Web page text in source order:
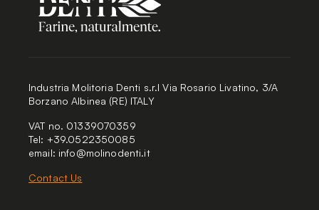
Industria Molitoria Denti s.r.l Via Rosario Livatino, 3/A
Borzano Albinea (RE) ITALY
VAT no. 01339070359
Tel: +39.0522350085
email: info@molinodenti.it
Contact Us